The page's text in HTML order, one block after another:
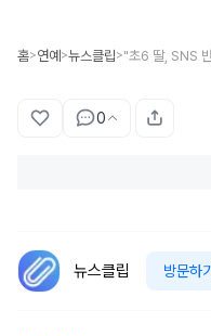
홈>연예 >뉴스클립>
0
뉴스클립 방문하기